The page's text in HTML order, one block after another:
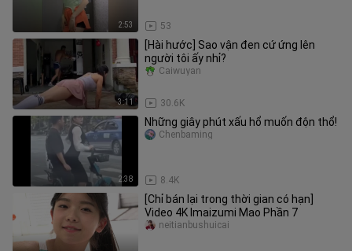
2:53 53
3:11
[Hài hước] Sao vận đen cứ ứng lên
người tôi ấy nhỉ?
30.6K
Caiwuyan
2:38
Những giây phút xấu hổ muốn độn thổ!
8.4K
Chenbaming
[Chỉ bán lại trong thời gian có hạn]
Video 4K Imaizumi Mao Phần 7
neitianbushuicai